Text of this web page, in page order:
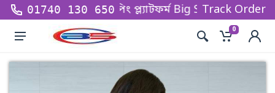
01740 130 650
অন্যতম বৃহত্তম শপিং প্ল্যাটফর্ম Big Sell BD - তে আপনাকে
Track Order
0